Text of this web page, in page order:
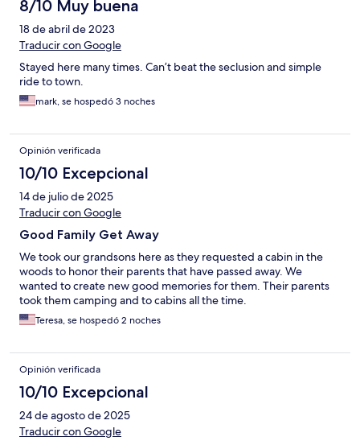
8/10 Muy buena
18 de abril de 2023
Traducir con Google
Stayed here many times. Can’t beat the seclusion and simple
ride to town.
mark, se hospedó 3 noches
Opinión verificada
10/10 Excepcional
14 de julio de 2025
Traducir con Google
Good Family Get Away
We took our grandsons here as they requested a cabin in the
woods to honor their parents that have passed away. We
wanted to create new good memories for them. Their parents
took them camping and to cabins all the time.
Teresa, se hospedó 2 noches
Opinión verificada
10/10 Excepcional
24 de agosto de 2025
Traducir con Google